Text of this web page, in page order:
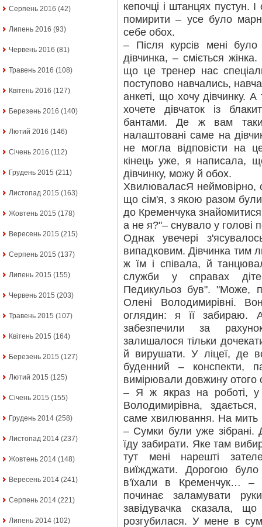
Серпень 2016 (42)
Липень 2016 (93)
Червень 2016 (81)
Травень 2016 (108)
Квітень 2016 (127)
Березень 2016 (140)
Лютий 2016 (146)
Січень 2016 (112)
Грудень 2015 (211)
Листопад 2015 (163)
Жовтень 2015 (178)
Вересень 2015 (215)
Серпень 2015 (137)
Липень 2015 (155)
Червень 2015 (203)
Травень 2015 (107)
Квітень 2015 (164)
Березень 2015 (127)
Лютий 2015 (125)
Січень 2015 (155)
Грудень 2014 (258)
Листопад 2014 (237)
Жовтень 2014 (148)
Вересень 2014 (241)
Серпень 2014 (221)
Липень 2014 (102)
кепочці і штанцях пустун.
помирити – усе було
себе обох.
– Після курсів мені
дівчинка, – сміється
що це тренер нас
поступово навчались,
анкеті, що хочу дівчинку.
хочете дівчаток із
бантами. Де ж вам
налаштовані саме на
не могла відповісти на
кінець уже, я написала,
дівчинку, можу й обох.
ХвилюваласЯ неймовірно,
що сім'я, з якою разом
до Кременчука
а не я?"– снувало у голові
Однак увечері
випадковим. Дівчинка тим
ж їм і співала, й
служби у справах
Педикульоз був". "Може,
Олені Володимирівні.
оглядин: я її забираю.
забезпечили за
залишалося тільки
й вирушати. У ліцеї, де
буденний – конспекти,
вимірювали довжину отого
– Я ж якраз на роботі,
Володимирівна,
саме хвилювання. На мить
– Сумки були уже
їду забирати. Яке там
тут мені нарешті
виїжджати. Дорогою
в'їхали в Кременчук… –
починає заламувати
завідувачка сказала,
розгубилася. У мене в